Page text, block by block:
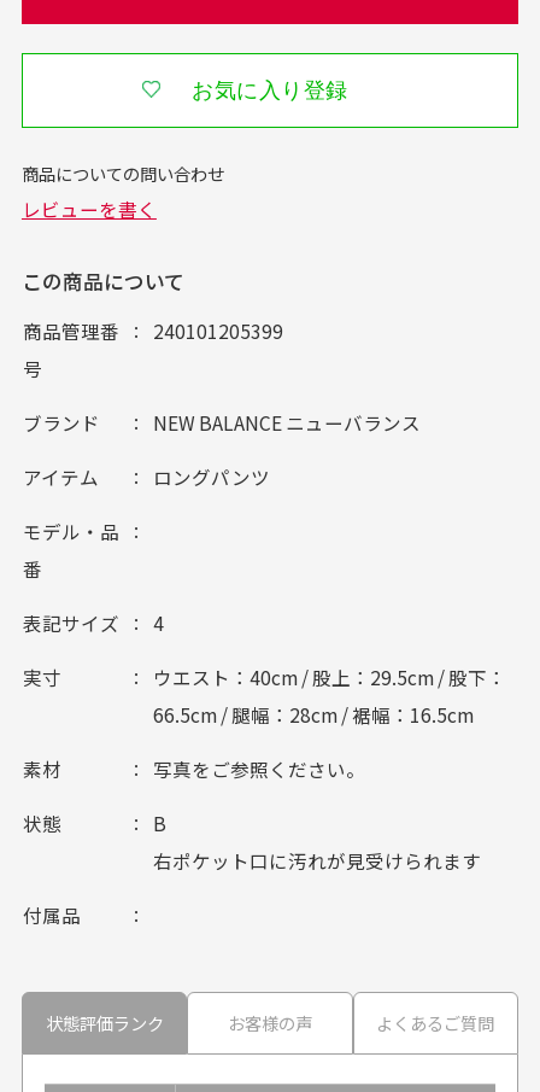
お気に入り登録
この商品について
商品管理番
号
240101205399
ブランド NEW BALANCE ニューバランス
アイテム ロングパンツ
モデル・品
番
表記サイズ 4
実寸
ウエスト：40cm / 股上：29.5cm / 股下：
66.5cm / 腿幅：28cm / 裾幅：16.5cm
素材 写真をご参照ください。
状態
B
右ポケット口に汚れが見受けられます
付属品
状態評価ランク お客様の声 よくあるご質問